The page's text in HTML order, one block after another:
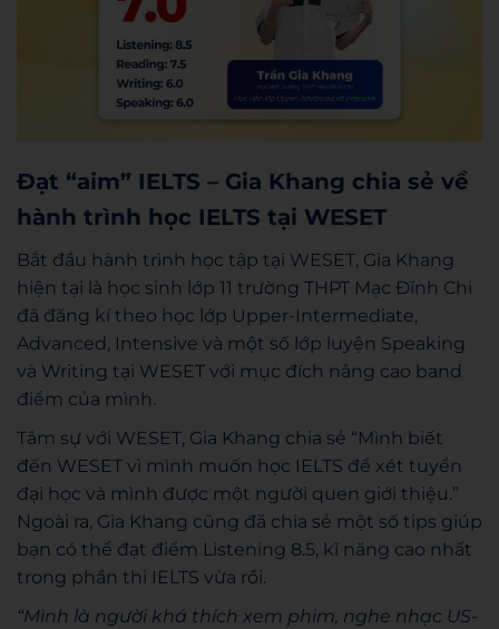
Đạt “aim” IELTS – Gia Khang chia sẻ về
hành trình học IELTS tại WESET
Bắt đầu hành trình học tập tại WESET, Gia Khang
hiện tại là học sinh lớp 11 trường THPT Mạc Đĩnh Chi
đã đăng kí theo học lớp Upper-Intermediate,
Advanced, Intensive và một số lớp luyện Speaking
và Writing tại WESET với mục đích nâng cao band
điểm của mình.
Tâm sự với WESET, Gia Khang chia sẻ “Mình biết
đến WESET vì mình muốn học IELTS để xét tuyển
đại học và mình được một người quen giới thiệu.”
Ngoài ra, Gia Khang cũng đã chia sẻ một số tips giúp
bạn có thể đạt điểm Listening 8.5, kĩ năng cao nhất
trong phần thi IELTS vừa rồi.
“Mình là người khá thích xem phim, nghe nhạc US-